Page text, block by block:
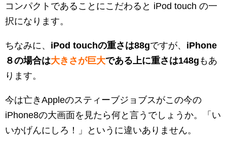
コンパクトであることにこだわると iPod touch の一
択になります。
ちなみに、 iPod touchの重さは88gですが、 iPhone
８の場合は大きさが巨大である上に重さは148g もあ
ります。
今は亡きAppleのスティーブジョブスがこの今の
iPhone8の大画面を見たら何と言うでしょうか。「い
いかげんにしろ！」というに違いありません。